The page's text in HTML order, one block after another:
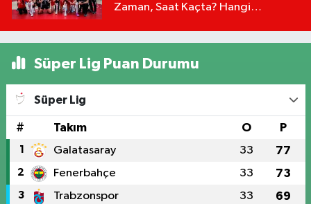
Zaman, Saat Kaçta? Hangi
Süper Lig Puan Durumu
Süper Lig
# Takım O P
1 Galatasaray 33 77
2 Fenerbahçe 33 73
3 Trabzonspor 33 69